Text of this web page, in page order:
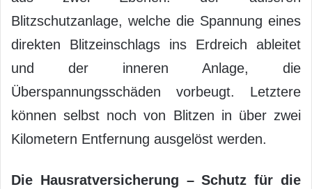
Blitzschutzanlage, welche die Spannung eines
direkten Blitzeinschlags ins Erdreich ableitet
und der inneren Anlage, die
Überspannungsschäden vorbeugt. Letztere
können selbst noch von Blitzen in über zwei
Kilometern Entfernung ausgelöst werden.
Die Hausratversicherung – Schutz für die